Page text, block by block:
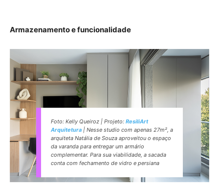
Armazenamento e funcionalidade
Foto: Kelly Queiroz | Projeto: ResiliArt
Arquitetura | Nesse studio com apenas 27m², a
arquiteta Natália de Souza aproveitou o espaço
da varanda para entregar um armário
complementar. Para sua viabilidade, a sacada
conta com fechamento de vidro e persiana